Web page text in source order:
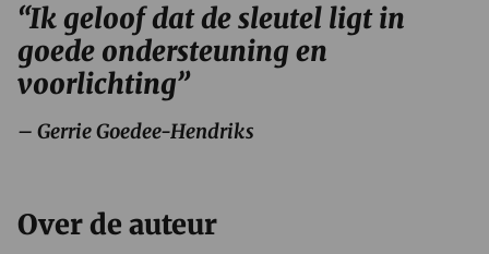
“Ik geloof dat de sleutel ligt in
goede ondersteuning en
voorlichting”
– Gerrie Goedee-Hendriks
Over de auteur